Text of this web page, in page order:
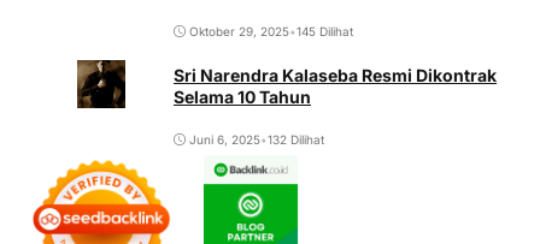
Oktober 29, 2025•145 Dilihat
Sri Narendra Kalaseba Resmi Dikontrak
Selama 10 Tahun
Juni 6, 2025•132 Dilihat